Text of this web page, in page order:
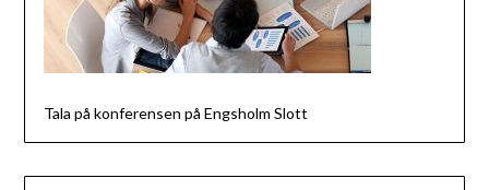
Tala på konferensen på Engsholm Slott